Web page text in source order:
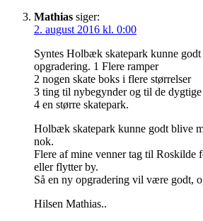
Mathias siger:
2. august 2016 kl. 0:00
Syntes Holbæk skatepark kunne
opgradering. 1 Flere ramper
2 nogen skate boks i flere størrelser
3 ting til nybegynder og til de dygtige
4 en større skatepark.
Holbæk skatepark kunne godt blive
nok.
Flere af mine venner tag til Roskilde
eller flytter by.
Så en ny opgradering vil være godt,
Hilsen Mathias..